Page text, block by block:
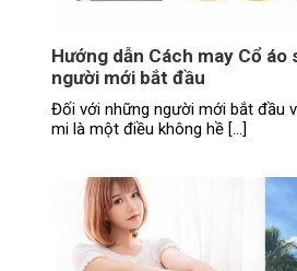
Hướng dẫn Cách may Cổ áo
người mới bắt đầu
Đối với những người mới bắt đầu
mi là một điều không hề […]